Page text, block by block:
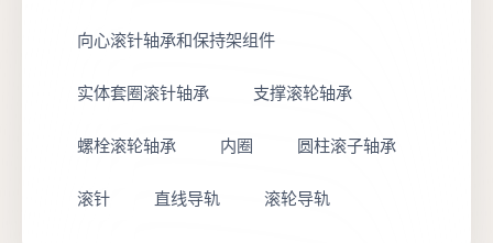
向心滚针轴承和保持架组件
实体套圈滚针轴承 支撑滚轮轴承
螺栓滚轮轴承 内圈 圆柱滚子轴承
滚针 直线导轨 滚轮导轨